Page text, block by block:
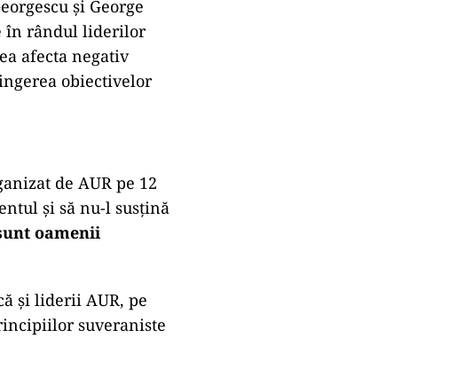
și George
în rândul liderilor
afecta negativ
obiectivelor
de AUR pe 12
și să nu-l susțină
oamenii
și liderii AUR, pe
suveraniste